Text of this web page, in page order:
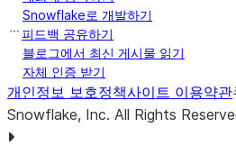
Snowflake로 개발하기
피드백 공유하기
블로그에서 최신 게시물 읽기
자체 인증 받기
개인정보 보호정책사이트 이용약관
Snowflake, Inc. All Rights